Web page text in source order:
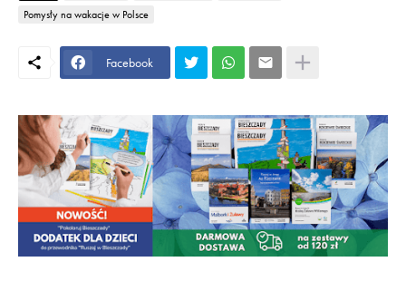
Pomysły na wakacje w Polsce
Facebook